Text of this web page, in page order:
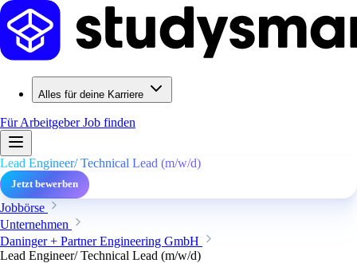
Alles für deine Karriere
Für ArbeitgeberJob finden
Lead Engineer/ Technical Lead (m/w/d)
Jetzt bewerben
Jobbörse
Unternehmen
Daninger + Partner Engineering GmbH
Lead Engineer/ Technical Lead (m/w/d)